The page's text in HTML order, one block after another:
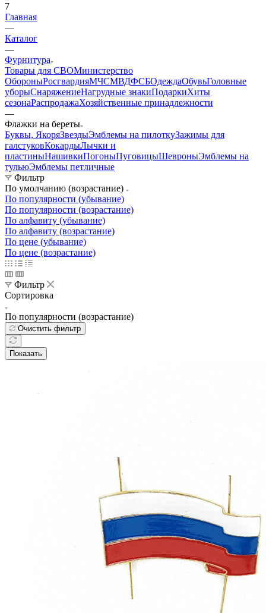
7
Главная
—
Каталог
—
Фурнитура
Товары для СВОМинистерство
ОбороныРосгвардияМЧСМВДФСБОдеждаОбувьГоловные
уборыСнаряжениеНагрудные знакиПодаркиХиты
сезонаРаспродажаХозяйственные принадлежности
—
Флажки на береты
Буквы, ЯкоряЗвездыЭмблемы на пилоткуЗажимы для
галстуковКокардыЛычки и
пластиныНашивкиПогоныПуговицыШевроныЭмблемы на
тульюЭмблемы петличные
Фильтр
По умолчанию (возрастание)
По популярности (убывание)
По популярности (возрастание)
По алфавиту (убывание)
По алфавиту (возрастание)
По цене (убывание)
По цене (возрастание)
Фильтр
Сортировка
По популярности (возрастание)
Очистить фильтр
Показать